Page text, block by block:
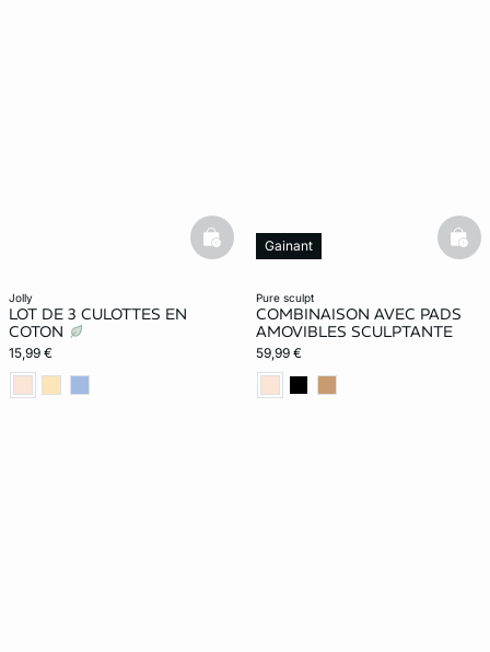
jolly
LOT DE 3 CULOTTES EN
COTON
15,99 €
basketfull
pure sculpt
COMBINAISON AVEC PADS
AMOVIBLES SCULPTANTE
59,99 €
Gainant